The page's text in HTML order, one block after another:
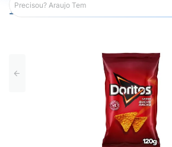
Araujo Mercado